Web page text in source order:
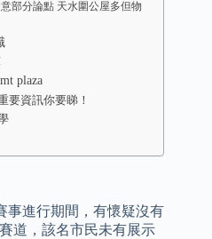
部分論點 天水圍公屋多但物
plaza
要資訊你要睇！
事進行期間，有懷疑沒有
道，該名市民未有展示